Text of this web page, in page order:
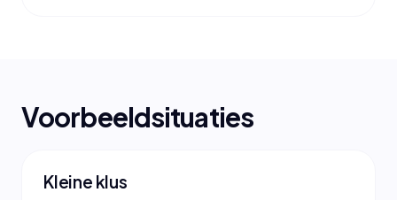
Voorbeeldsituaties
Kleine klus